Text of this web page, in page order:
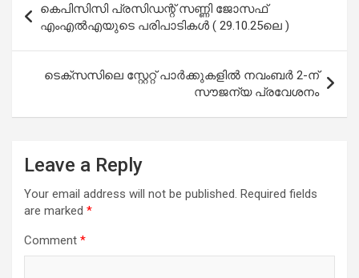
navigation
കെപിസിസി പ്രസിഡന്റ് സണ്ണി ജോസഫ്
എംഎല്‍എയുടെ പരിപാടികള്‍ ( 29.10.25ലെ )
ടെക്സസിലെ സ്റ്റേറ്റ് പാർക്കുകളിൽ നവംബർ 2-ന്
സൗജന്യ പ്രവേശനം
Leave a Reply
Your email address will not be published. Required fields
are marked *
Comment *